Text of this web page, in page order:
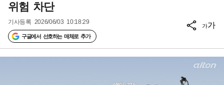
위험 차단
기사등록 2026/06/03 10:18:29
구글에서 선호하는 매체로 추가
가가